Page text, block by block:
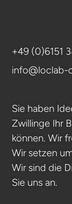
+49 (0)6151
info@loclab-
Sie haben
Zwillinge Ihr
können. Wir
Wir setzen
Wir sind die
Sie uns an.